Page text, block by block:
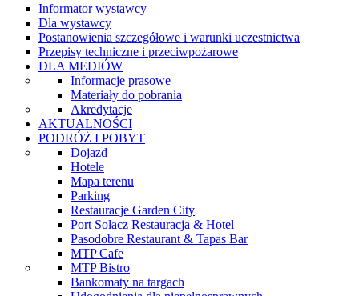
Informator wystawcy
Dla wystawcy
Postanowienia szczegółowe i warunki uczestnictwa
Przepisy techniczne i przeciwpożarowe
DLA MEDIÓW
Informacje prasowe
Materiały do pobrania
Akredytacje
AKTUALNOŚCI
PODRÓŻ I POBYT
Dojazd
Hotele
Mapa terenu
Parking
Restauracje Garden City
Port Sołacz Restauracja & Hotel
Pasodobre Restaurant & Tapas Bar
MTP Cafe
MTP Bistro
Bankomaty na targach